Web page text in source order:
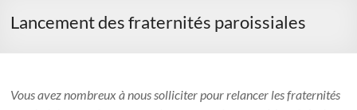
Lancement des fraternités paroissiales
Vous avez nombreux à nous solliciter pour relancer les fraternités